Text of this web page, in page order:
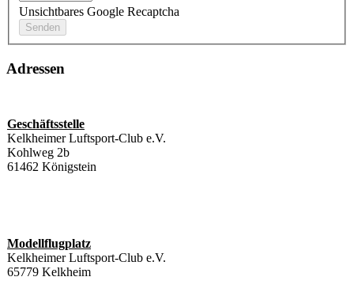
Unsichtbares Google Recaptcha
Adressen
Geschäftsstelle
Kelkheimer Luftsport-Club e.V.
Kohlweg 2b
61462 Königstein
Modellflugplatz
Kelkheimer Luftsport-Club e.V.
65779 Kelkheim